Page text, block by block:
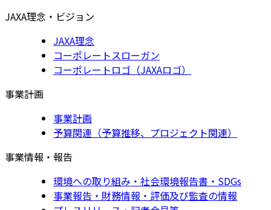
JAXA理念・ビジョン
JAXA理念
コーポレートスローガン
コーポレートロゴ（JAXAロゴ）
事業計画
事業計画
予算関連（予算推移、プロジェクト関連）
事業情報・報告
環境への取り組み・社会環境報告書・SDGs
事業報告・財務情報・評価及び監査の情報